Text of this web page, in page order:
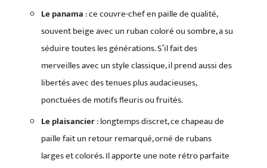
Le panama: ce couvre-chef en paille de qualité,
souvent beige avec un ruban coloré ou sombre, a su
séduire toutes les générations. S’il fait des
merveilles avec un style classique, il prend aussi des
libertés avec des tenues plus audacieuses,
ponctuées de motifs fleuris ou fruités.
Le plaisancier: longtemps discret, ce chapeau de
paille fait un retour remarqué, orné de rubans
larges et colorés. Il apporte une note rétro parfaite